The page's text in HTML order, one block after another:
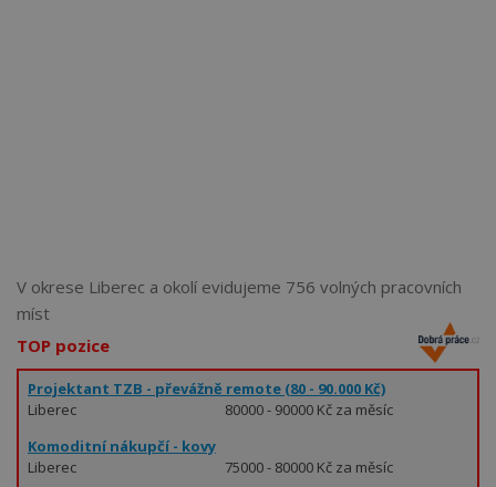
V okrese Liberec a okolí evidujeme 756 volných pracovních
míst
TOP pozice
Projektant TZB - převážně remote (80 - 90.000 Kč)
Liberec
80000 - 90000 Kč za měsíc
Komoditní nákupčí - kovy
Liberec
75000 - 80000 Kč za měsíc